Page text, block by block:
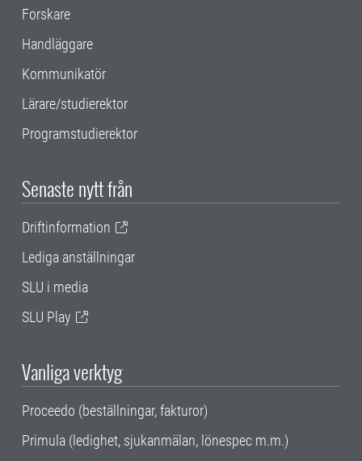
Forskare
Handläggare
Kommunikatör
Lärare/studierektor
Programstudierektor
Senaste nytt från
Driftinformation
Lediga anställningar
SLU i media
SLU Play
Vanliga verktyg
Proceedo (beställningar, fakturor)
Primula (ledighet, sjukanmälan, lönespec m.m.)